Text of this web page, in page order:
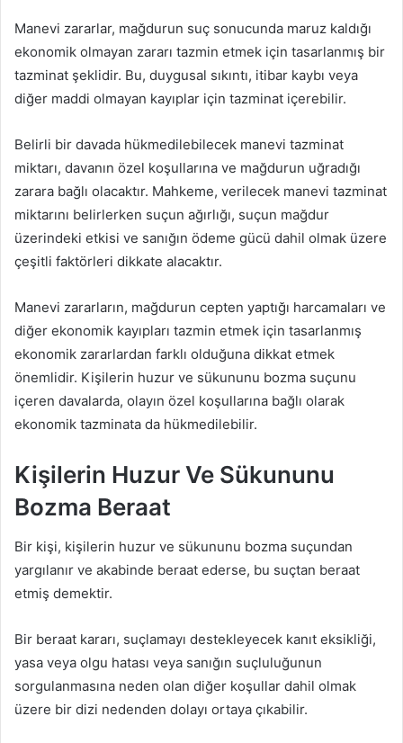
Manevi zararlar, mağdurun suç sonucunda maruz kaldığı
ekonomik olmayan zararı tazmin etmek için tasarlanmış bir
tazminat şeklidir. Bu, duygusal sıkıntı, itibar kaybı veya
diğer maddi olmayan kayıplar için tazminat içerebilir.
Belirli bir davada hükmedilebilecek manevi tazminat
miktarı, davanın özel koşullarına ve mağdurun uğradığı
zarara bağlı olacaktır. Mahkeme, verilecek manevi tazminat
miktarını belirlerken suçun ağırlığı, suçun mağdur
üzerindeki etkisi ve sanığın ödeme gücü dahil olmak üzere
çeşitli faktörleri dikkate alacaktır.
Manevi zararların, mağdurun cepten yaptığı harcamaları ve
diğer ekonomik kayıpları tazmin etmek için tasarlanmış
ekonomik zararlardan farklı olduğuna dikkat etmek
önemlidir. Kişilerin huzur ve sükununu bozma suçunu
içeren davalarda, olayın özel koşullarına bağlı olarak
ekonomik tazminata da hükmedilebilir.
Kişilerin Huzur Ve Sükununu
Bozma Beraat
Bir kişi, kişilerin huzur ve sükununu bozma suçundan
yargılanır ve akabinde beraat ederse, bu suçtan beraat
etmiş demektir.
Bir beraat kararı, suçlamayı destekleyecek kanıt eksikliği,
yasa veya olgu hatası veya sanığın suçluluğunun
sorgulanmasına neden olan diğer koşullar dahil olmak
üzere bir dizi nedenden dolayı ortaya çıkabilir.